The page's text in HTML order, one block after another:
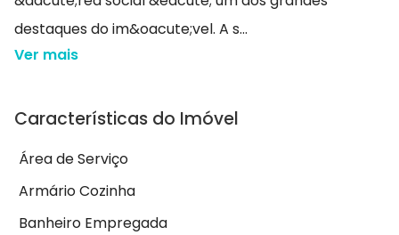
destaques do im&oacute;vel. A s...
Ver mais
Características do Imóvel
Área de Serviço
Armário Cozinha
Banheiro Empregada